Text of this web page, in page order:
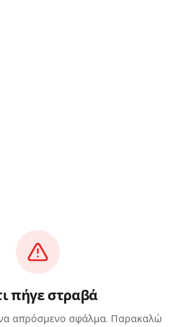
πήγε στραβά
απρόσμενο σφάλμα. Παρακαλώ